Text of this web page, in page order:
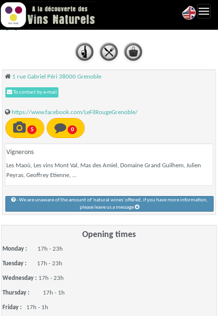
Les Rutilantes - Grenoble
1 rue Gabriel Péri 38000 Grenoble
To contact by e-mail
https://www.facebook.com/LeFilRougeGrenoble/
5 0
Vignerons
Les Maoù, Les vins Mont Val, Mas des Amiel, Domaine Grand Guilhem, Julien
Peyras, Geoffrey Etienne, ...
- We are unaware of the amount of 'natural wines' offered, if you have more information,
please leave us a message
Opening times
Monday : 17h - 23h
Tuesday : 17h - 23h
Wednesday : 17h - 23h
Thursday : 17h - 1h
Friday : 17h - 1h